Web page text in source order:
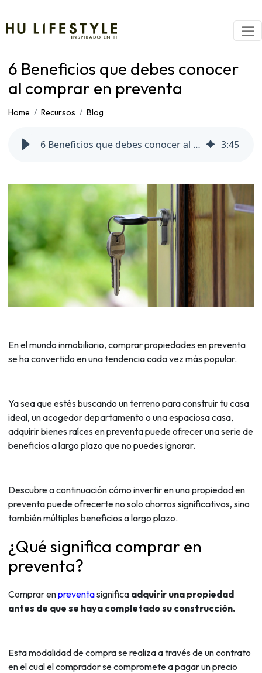
6 Beneficios que debes conocer
al comprar en preventa
Home Recursos Blog
6 Beneficios que debes conocer al comprar en preventa 3:45
En el mundo inmobiliario, comprar propiedades en preventa
se ha convertido en una tendencia cada vez más popular.
Ya sea que estés buscando un terreno para construir tu casa
ideal, un acogedor departamento o una espaciosa casa,
adquirir bienes raíces en preventa puede ofrecer una serie de
beneficios a largo plazo que no puedes ignorar.
Descubre a continuación cómo invertir en una propiedad en
preventa puede ofrecerte no solo ahorros significativos, sino
también múltiples beneficios a largo plazo.
¿Qué significa comprar en
preventa?
Comprar enpreventasignifica adquirir una propiedad
antes de que se haya completado su construcción.
Esta modalidad de compra se realiza a través de un contrato
en el cual el comprador se compromete a pagar un precio